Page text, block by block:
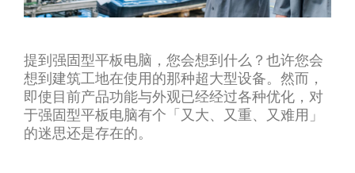
提到强固型平板电脑，您会想到什么？也许您会
想到建筑工地在使用的那种超大型设备。然而，
即使目前产品功能与外观已经经过各种优化，对
于强固型平板电脑有个「又大、又重、又难用」
的迷思还是存在的。